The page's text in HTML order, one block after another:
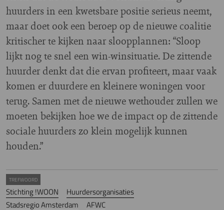
huurders in een kwetsbare positie serieus neemt,
maar doet ook een beroep op de nieuwe coalitie
kritischer te kijken naar sloopplannen: “Sloop
lijkt nog te snel een win-winsituatie. De zittende
huurder denkt dat die ervan profiteert, maar vaak
komen er duurdere en kleinere woningen voor
terug. Samen met de nieuwe wethouder zullen we
moeten bekijken hoe we de impact op de zittende
sociale huurders zo klein mogelijk kunnen
houden.”
TREFWOORD
Stichting !WOON
Huurdersorganisaties
Stadsregio Amsterdam
AFWC